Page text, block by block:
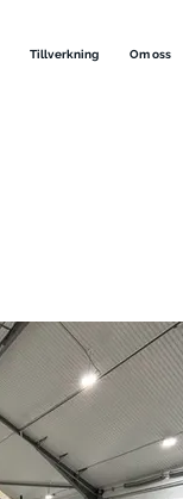
Tillverkning Om oss